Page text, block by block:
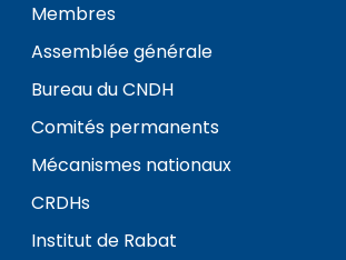
Membres
Assemblée générale
Bureau du CNDH
Comités permanents
Mécanismes nationaux
CRDHs
Institut de Rabat